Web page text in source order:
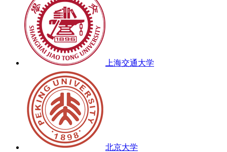
上海交通大学
北京大学